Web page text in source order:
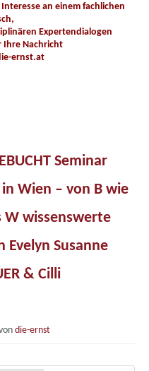
an einem fachlichen
Expertendialogen
Ihre Nachricht
ernst.at
Seminar
Wien – von B wie
W wissenswerte
Evelyn Susanne
& Cilli
die-ernst